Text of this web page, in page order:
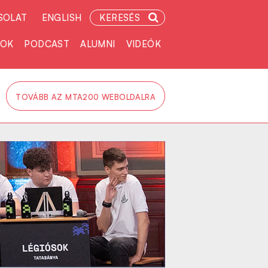
ENGLISH KERESÉS
PODCAST ALUMNI VIDEÓK
TOVÁBB AZ MTA200 WEBOLDALRA